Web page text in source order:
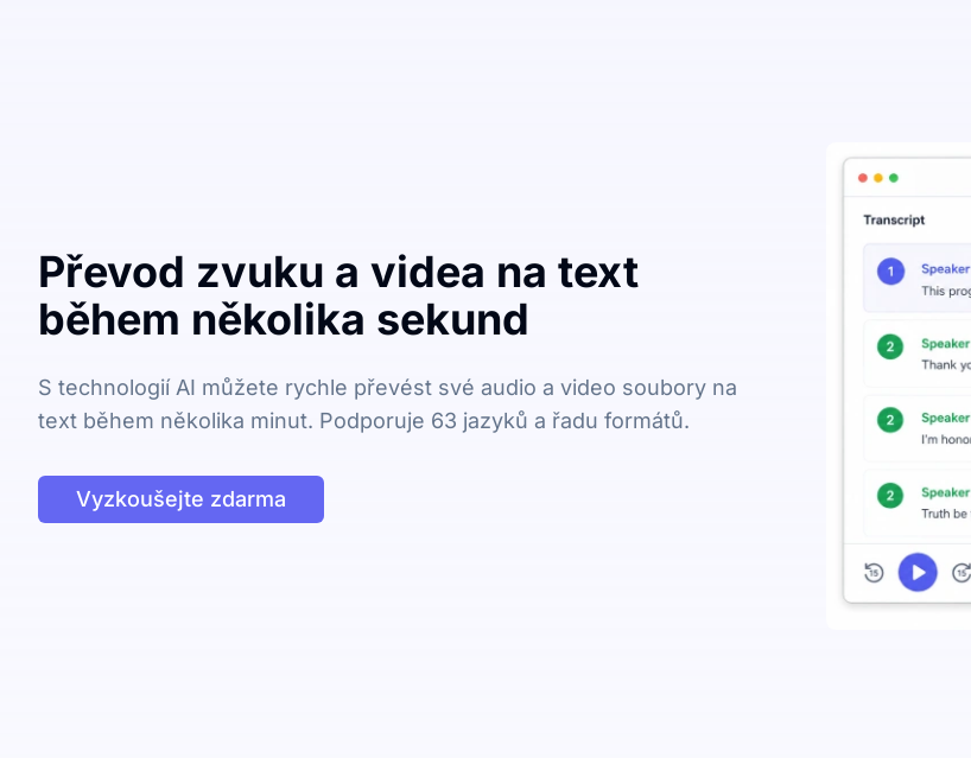
Převod zvuku a videa na text
během několika sekund
S technologií AI můžete rychle převést své audio a video soubory na
text během několika minut. Podporuje 63 jazyků a řadu formátů.
Vyzkoušejte zdarma